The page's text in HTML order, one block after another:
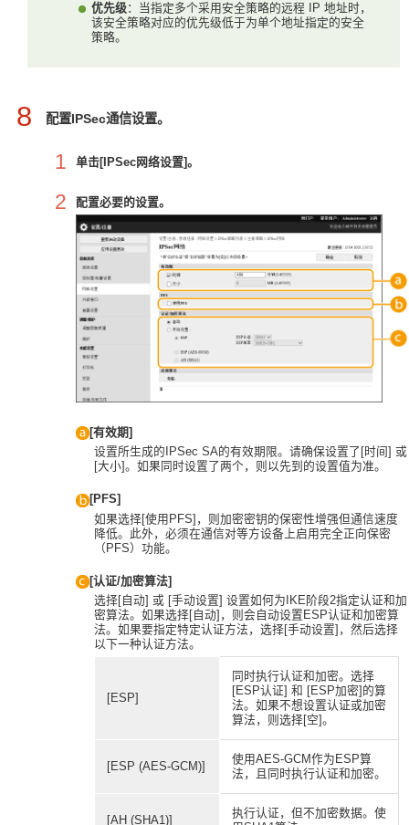
优先级：当指定多个采用安全策略的远程 IP 地址时，
该安全策略对应的优先级低于为单个地址指定的安全
策略。
8 配置IPSec通信设置。
1 单击[IPSec网络设置]。
2 配置必要的设置。
[有效期]
设置所生成的IPSec SA的有效期限。请确保设置了[时间] 或
[大小]。如果同时设置了两个，则以先到的设置值为准。
[PFS]
如果选择[使用PFS]，则加密密钥的保密性增强但通信速度
降低。此外，必须在通信对等方设备上启用完全正向保密
（PFS）功能。
[认证/加密算法]
选择[自动] 或 [手动设置] 设置如何为IKE阶段2指定认证和加
密算法。如果选择[自动]，则会自动设置ESP认证和加密算
法。如果要指定特定认证方法，选择[手动设置]，然后选择
以下一种认证方法。
[ESP]
同时执行认证和加密。选择
[ESP认证] 和 [ESP加密]的算
法。如果不想设置认证或加密
算法，则选择[空]。
[ESP (AES-GCM)]
使用AES-GCM作为ESP算
法，且同时执行认证和加密。
[AH (SHA1)]
执行认证，但不加密数据。使